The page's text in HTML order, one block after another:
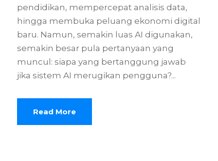
pendidikan, mempercepat analisis data,
hingga membuka peluang ekonomi digital
baru. Namun, semakin luas AI digunakan,
semakin besar pula pertanyaan yang
muncul: siapa yang bertanggung jawab
jika sistem AI merugikan pengguna?...
Read More